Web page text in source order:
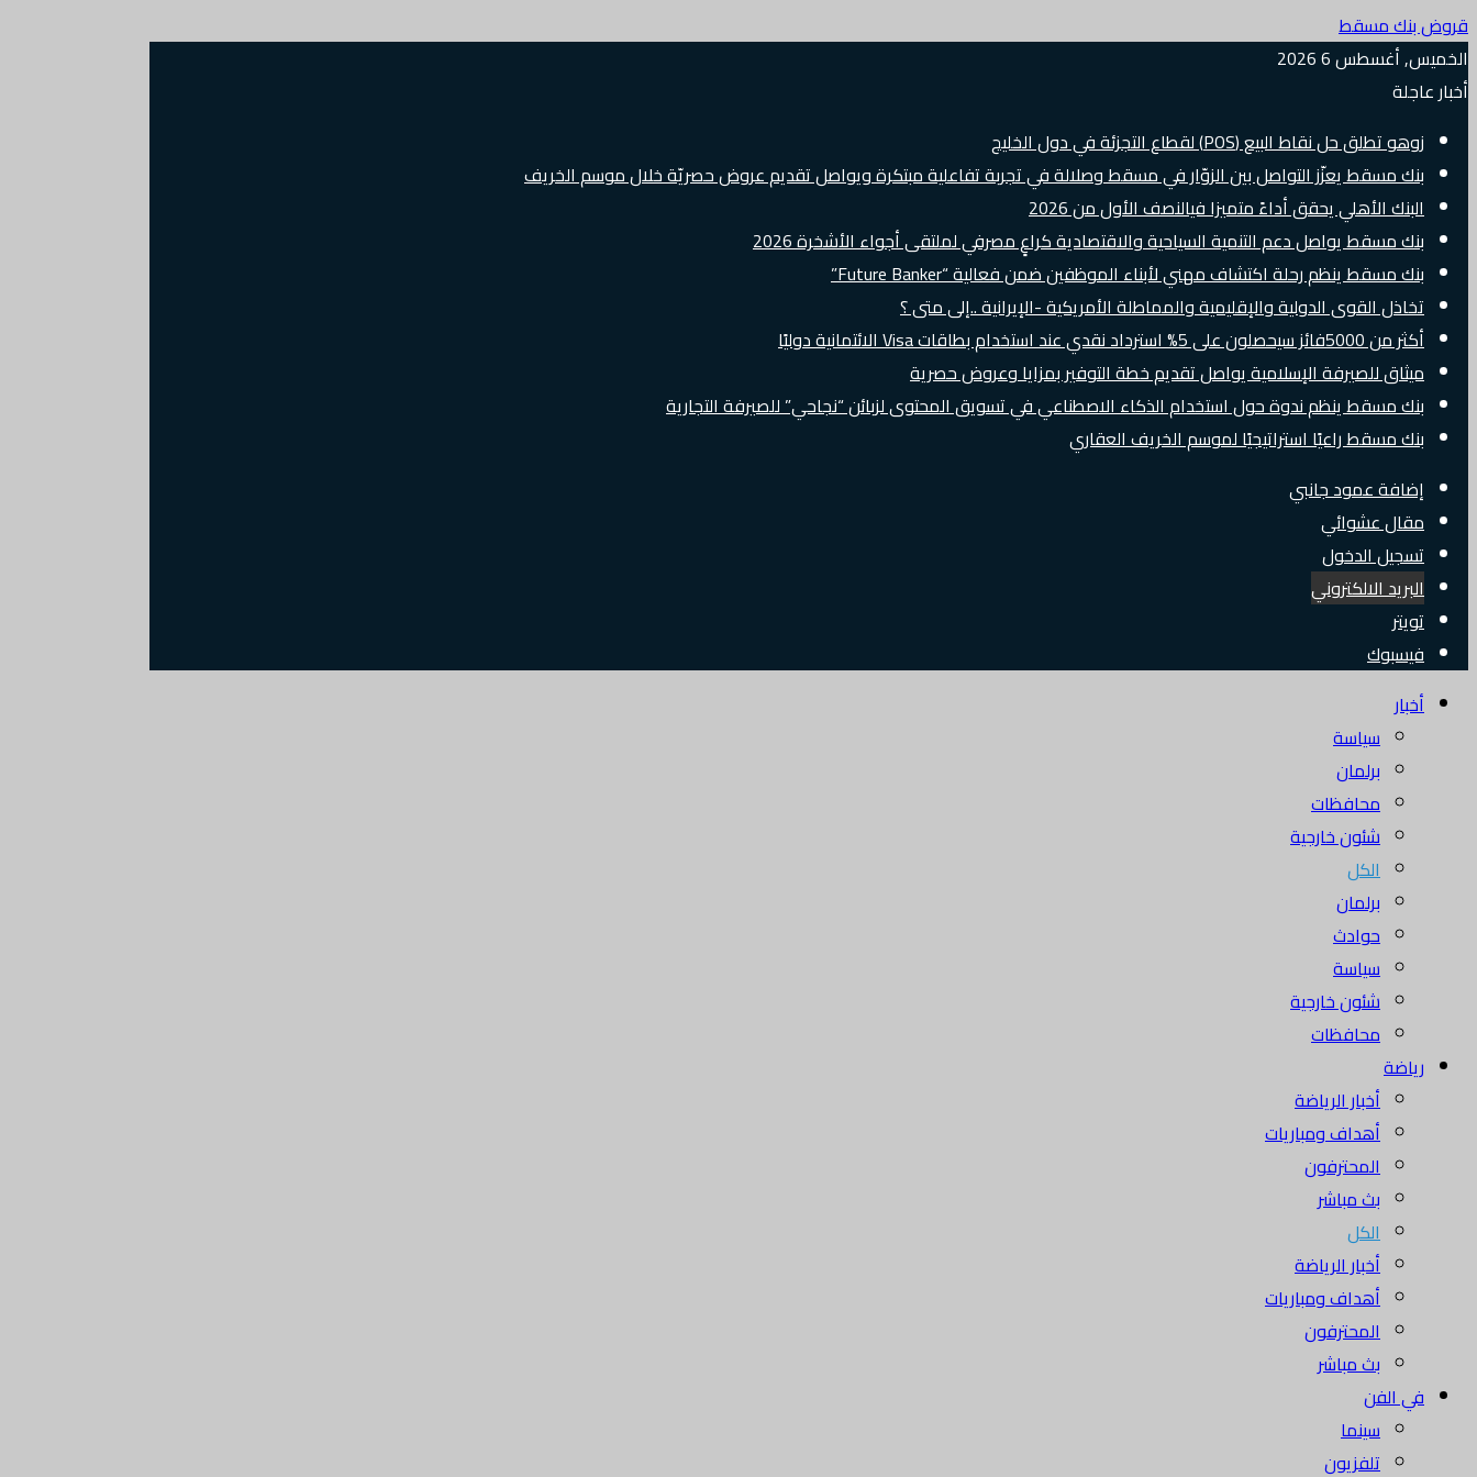
قروض بنك مسقط
الخميس, أغسطس 6 2026
أخبار عاجلة
زوهو تطلق حل نقاط البيع (POS) لقطاع التجزئة في دول الخليج
بنك مسقط يعزّز التواصل بين الزوّار في مسقط وصلالة في تجربة تفاعلية مبتكرة ويواصل تقديم عروض حصريّة خلال موسم الخريف
البنك الأهلي يحقق أداءً متميزا فيالنصف الأول من 2026
بنك مسقط يواصل دعم التنمية السياحية والاقتصادية كراعٍ مصرفي لملتقى أجواء الأشخرة 2026
بنك مسقط ينظم رحلة اكتشاف مهني لأبناء الموظفين ضمن فعالية “Future Banker”
تخاذل القوى الدولية والإقليمية والمماطلة الأمريكية -الإيرانية ..إلى متى ؟
أكثر من 5000فائز سيحصلون على 5% استرداد نقدي عند استخدام بطاقات Visa الائتمانية دوليًا
ميثاق للصيرفة الإسلامية يواصل تقديم خطة التوفير بمزايا وعروض حصرية
بنك مسقط ينظم ندوة حول استخدام الذكاء الاصطناعي في تسويق المحتوى لزبائن “نجاحي” للصيرفة التجارية
بنك مسقط راعيًا استراتيجيًا لموسم الخريف العقاري
إضافة عمود جانبي
مقال عشوائي
تسجيل الدخول
البريد الالكتروني
تويتر
فيسبوك
أخبار
سياسة
برلمان
محافظات
شئون خارجية
الكل
برلمان
حوادث
سياسة
شئون خارجية
محافظات
رياضة
أخبار الرياضة
أهداف ومباريات
المحترفون
بث مباشر
الكل
أخبار الرياضة
أهداف ومباريات
المحترفون
بث مباشر
في الفن
سينما
تلفزيون